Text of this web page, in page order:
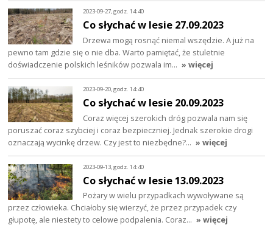
2023-09-27, godz. 14:40
Co słychać w lesie 27.09.2023
Drzewa mogą rosnąć niemal wszędzie. A już na
pewno tam gdzie się o nie dba. Warto pamiętać, że stuletnie
doświadczenie polskich leśników pozwala im… » więcej
2023-09-20, godz. 14:40
Co słychać w lesie 20.09.2023
Coraz więcej szerokich dróg pozwala nam się
poruszać coraz szybciej i coraz bezpieczniej. Jednak szerokie drogi
oznaczają wycinkę drzew. Czy jest to niezbędne?… » więcej
2023-09-13, godz. 14:40
Co słychać w lesie 13.09.2023
Pożary w wielu przypadkach wywoływane są
przez człowieka. Chciałoby się wierzyć, że przez przypadek czy
głupotę, ale niestety to celowe podpalenia. Coraz… » więcej